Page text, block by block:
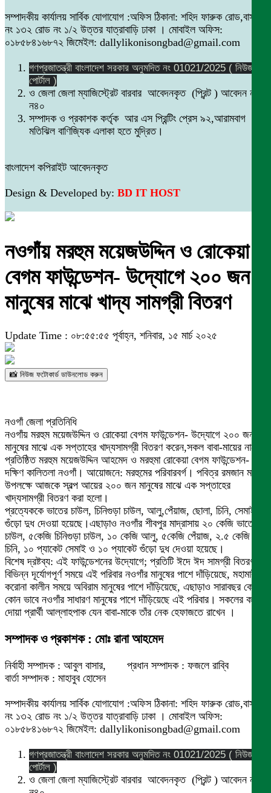
সম্পাদকীয় কার্যালয় সার্বিক যোগাযোগ :অফিস ঠিকানা: শহিদ ফারুক রোড,বাসা
নং ১৩২ রোড নং ১/২ উত্তর যাত্রাবাড়ি ঢাকা । মোবাইল অফিস:
০১৮৫৮৪১৬৮৭২ জিমেইল: dallylikonisongbad@gmail.com
গণপ্রজাতন্ত্রী বাংলাদেশ সরকার অনুমদিত নং 01021/2025 ( নিউজ
পোর্টাল )
ও জেলা জেলা ম্যাজিস্ট্রেট বারবার আবেদনকৃত (প্রিন্ট ) আবেদন নং
ন৪০
সম্পাদক ও প্রকাশক কর্তৃক আর এস প্রিন্টিং প্রেস ৯২,আরামবাগ
মতিঝিল বাণিজ্যিক এলাকা হতে মুদ্রিত।
বাংলাদেশ কপিরাইট আবেদনকৃত
Design & Developed by: BD IT HOST
নওগাঁয় মরহুম ময়েজউদ্দিন ও রোকেয়া
বেগম ফাউন্ডেশন- উদ্যোগে ২০০ জন
মানুষের মাঝে খাদ্য সামগ্রী বিতরণ
Update Time : ০৮:৫৫:৫৫ পূর্বাহ্ন, শনিবার, ১৫ মার্চ ২০২৫
📸 নিউজ ফটোকার্ড ডাউনলোড করুন
নওগাঁ জেলা প্রতিনিধি
নওগাঁয় মরহুম ময়েজউদ্দিন ও রোকেয়া বেগম ফাউন্ডেশন- উদ্যোগে ২০০ জন
মানুষের মাঝে এক সপ্তাহের খাদ্যসামগ্রী বিতরণ করেন,সকল বাবা-মায়ের নামে
প্রতিষ্ঠিত মরহুম ময়েজউদ্দিন আহমেদ ও মরহুমা রোকেয়া বেগম ফাউন্ডেশন-
দক্ষিণ কালিতলা নওগাঁ। আয়োজনে: মরহুমের পরিবারবর্গ। পবিত্র রমজান মাস
উপলক্ষে আজকে স্বল্প আয়ের ২০০ জন মানুষের মাঝে এক সপ্তাহের
খাদ্যসামগ্রী বিতরণ করা হলো।
প্রত্যেককে ভাতের চাউল, চিনিগুড়া চাউল, আলু,পেঁয়াজ, ছোলা, চিনি, সেমাই ও
গুঁড়ো দুধ দেওয়া হয়েছে।এছাড়াও নওগাঁর শীবপুর মাদ্রাসায় ২০ কেজি ভাতের
চাউল, ৫কেজি চিনিগুড়া চাউল, ১০ কেজি আলু, ৫কেজি পেঁয়াজ, ২.৫ কেজি
চিনি, ১০ প্যাকেট সেমাই ও ১০ প্যাকেট গুঁড়ো দুধ দেওয়া হয়েছে।
বিশেষ দ্রষ্টব্য: এই ফাউন্ডেশনের উদ্যোগে; প্রতিটি ঈদে ঈদ সামগ্রী বিতরণ,
বিভিন্ন দূর্যোগপূর্ণ সময়ে এই পরিবার নওগাঁর মানুষের পাশে দাঁড়িয়েছে, মহামারী
করোনা কালীন সময়ে অবিরাম মানুষের পাশে দাঁড়িয়েছে, এছাড়াও সারাবছর কোন
কোন ভাবে নওগাঁর সাধারণ মানুষের পাশে দাঁড়িয়েছে এই পরিবার। সকলের কাছে
দোয়া প্রার্থী আল্লাহপাক যেন বাবা-মাকে তাঁর নেক হেফাজতে রাখেন ।
সম্পাদক ও প্রকাশক : মোঃ রানা আহমেদ
নির্বাহী সম্পাদক : আবুল বাসার, প্রধান সম্পাদক : ফজলে রাব্বি
বার্তা সম্পাদক : মাহাবুব হোসেন
সম্পাদকীয় কার্যালয় সার্বিক যোগাযোগ :অফিস ঠিকানা: শহিদ ফারুক রোড,বাসা
নং ১৩২ রোড নং ১/২ উত্তর যাত্রাবাড়ি ঢাকা । মোবাইল অফিস:
০১৮৫৮৪১৬৮৭২ জিমেইল: dallylikonisongbad@gmail.com
গণপ্রজাতন্ত্রী বাংলাদেশ সরকার অনুমদিত নং 01021/2025 ( নিউজ
পোর্টাল )
ও জেলা জেলা ম্যাজিস্ট্রেট বারবার আবেদনকৃত (প্রিন্ট ) আবেদন নং